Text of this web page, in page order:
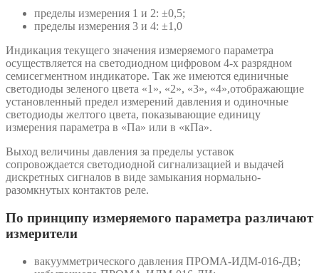
пределы измерения 1 и 2: ±0,5;
пределы измерения 3 и 4: ±1,0
Индикация текущего значения измеряемого параметра
осуществляется на светодиодном цифровом 4-х разрядном
семисегментном индикаторе. Так же имеются единичные
светодиоды зеленого цвета «1», «2», «3», «4»,отображающие
установленный предел измерений давления и одиночные
светодиоды желтого цвета, показывающие единицу
измерения параметра в «Па» или в «кПа».
Выход величины давления за пределы уставок
сопровождается светодиодной сигнализацией и выдачей
дискретных сигналов в виде замыкания нормально-
разомкнутых контактов реле.
По принципу измеряемого параметра различают
измерители
вакуумметрического давления ПРОМА-ИДМ-016-ДВ;